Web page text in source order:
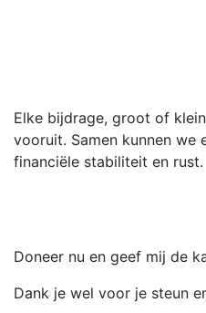
Elke bijdrage, groot of
vooruit. Samen kunnen we
financiële stabiliteit en rust.
Doneer nu en geef mij de
Dank je wel voor je steun